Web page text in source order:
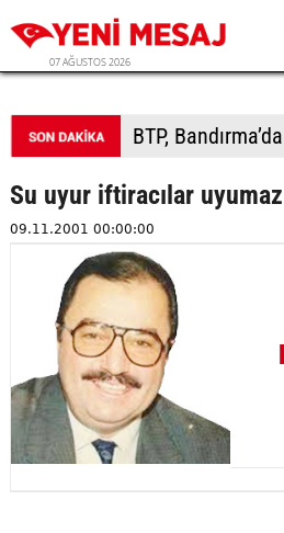
07 AĞUSTOS 2026
Su uyur iftiracılar uyumaz
09.11.2001 00:00:00